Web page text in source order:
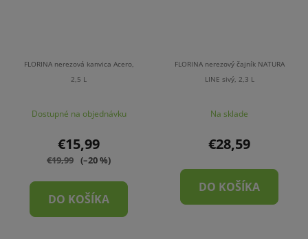
FLORINA nerezová kanvica Acero,
2,5 L
Dostupné na objednávku
€15,99
€19,99 (–20 %)
DO KOŠÍKA
FLORINA nerezový čajník NATURA
LINE sivý, 2,3 L
Na sklade
€28,59
DO KOŠÍKA